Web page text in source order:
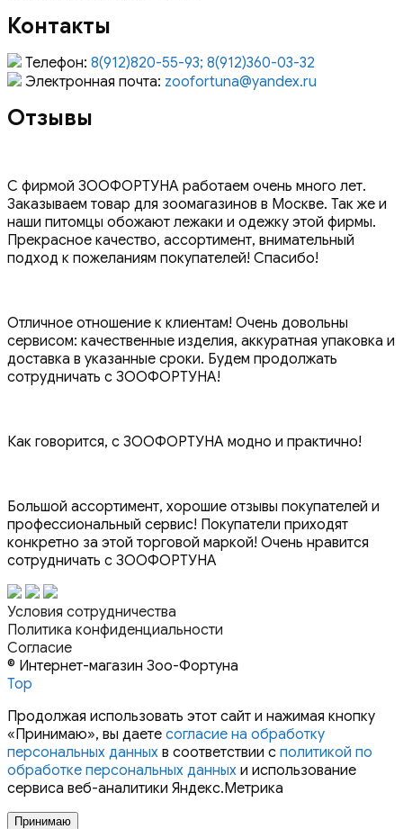
Контакты
Телефон: 8(912)820-55-93; 8(912)360-03-32
Электронная почта: zoofortuna@yandex.ru
Отзывы
С фирмой ЗООФОРТУНА работаем очень много лет.
Заказываем товар для зоомагазинов в Москве. Так же и
наши питомцы обожают лежаки и одежку этой фирмы.
Прекрасное качество, ассортимент, внимательный
подход к пожеланиям покупателей! Спасибо!
Отличное отношение к клиентам! Очень довольны
сервисом: качественные изделия, аккуратная упаковка и
доставка в указанные сроки. Будем продолжать
сотрудничать с ЗООФОРТУНА!
Как говорится, с ЗООФОРТУНА модно и практично!
Большой ассортимент, хорошие отзывы покупателей и
профессиональный сервис! Покупатели приходят
конкретно за этой торговой маркой! Очень нравится
сотрудничать с ЗООФОРТУНА
Условия сотрудничества
Политика конфиденциальности
Согласие
© Интернет-магазин Зоо-Фортуна
Top
Продолжая использовать этот сайт и нажимая кнопку
«Принимаю», вы даете согласие на обработку
персональных данных в соответствии с политикой по
обработке персональных данных и использование
сервиса веб-аналитики Яндекс.Метрика
Принимаю